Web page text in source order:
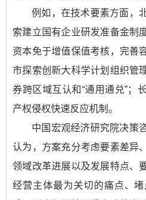
例如，在技术要素方面，
索建立国有企业研发准备金制
资本免于增值保值考核，完善
市探索创新大科学计划组织管
券跨区域互认和“通用通兑”；
产权侵权快速反应机制。
中国宏观经济研究院决策
认为，方案充分考虑要素差异
领域改革进展以及发展特点、
经营主体最为关切的痛点、